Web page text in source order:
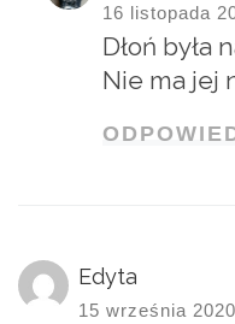
16 listopada
Dłoń była
Nie ma jej
Edyta
15 września